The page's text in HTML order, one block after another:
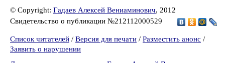
© Copyright: Гадаев Алексей Вениаминович, 2012
Свидетельство о публикации №212112000529
Список читателей / Версия для печати / Разместить анонс /
Заявить о нарушении